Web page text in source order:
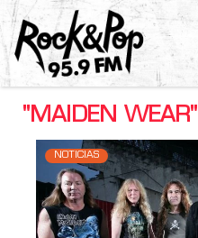
"MAIDEN
NOTICIAS